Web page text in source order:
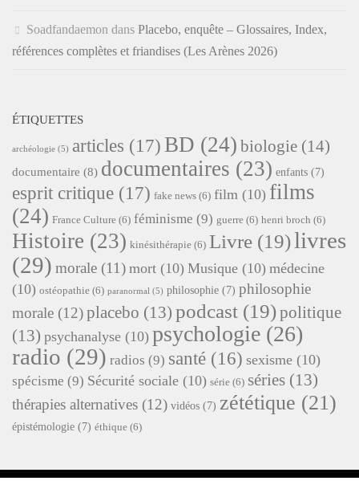
Soadfandaemon dans Placebo, enquête – Glossaires, Index,
références complètes et friandises (Les Arènes 2026)
ÉTIQUETTES
archéologie (5) articles (17) BD (24) biologie (14)
documentaire (8) documentaires (23) enfants (7)
esprit critique (17) fake news (6) film (10) films
(24) France Culture (6) féminisme (9) guerre (6) henri broch (6)
Histoire (23) kinésithérapie (6) Livre (19)livres
(29) morale (11) mort (10) Musique (10) médecine
(10) ostéopathie (6) paranormal (5) philosophie (7) philosophie
morale (12)placebo (13) podcast (19)politique
(13) psychanalyse (10) psychologie (26)
radio (29) radios (9) santé (16) sexisme (10)
spécisme (9) Sécurité sociale (10) série (6) séries (13)
thérapies alternatives (12) vidéos (7) zététique (21)
épistémologie (7) éthique (6)